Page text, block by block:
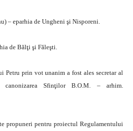
– eparhia de Ungheni şi Nisporeni.
de Bălţi şi Făleşti.
Petru prin vot unanim a fost ales secretar al
canonizarea Sfinţilor B.O.M. – arhim.
propuneri pentru proiectul Regulamentului